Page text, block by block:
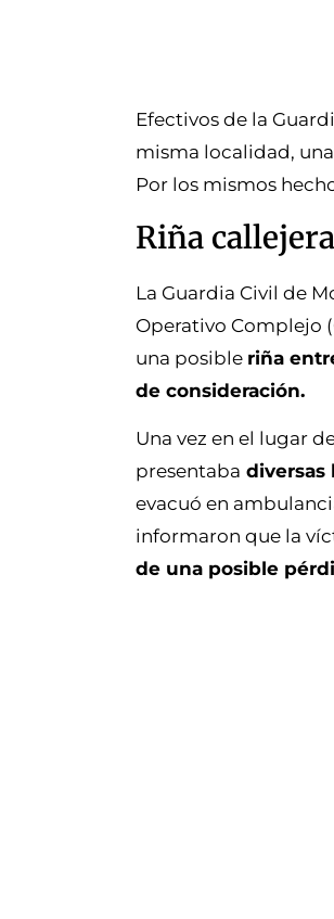
Efectivos de la
misma localidad,
Por los mismos
Riña
La Guardia Civil de
Operativo Complejo
una posible riña
de consideración.
Una vez en el lugar
presentaba diversas
evacuó en
informaron que la
de una posible